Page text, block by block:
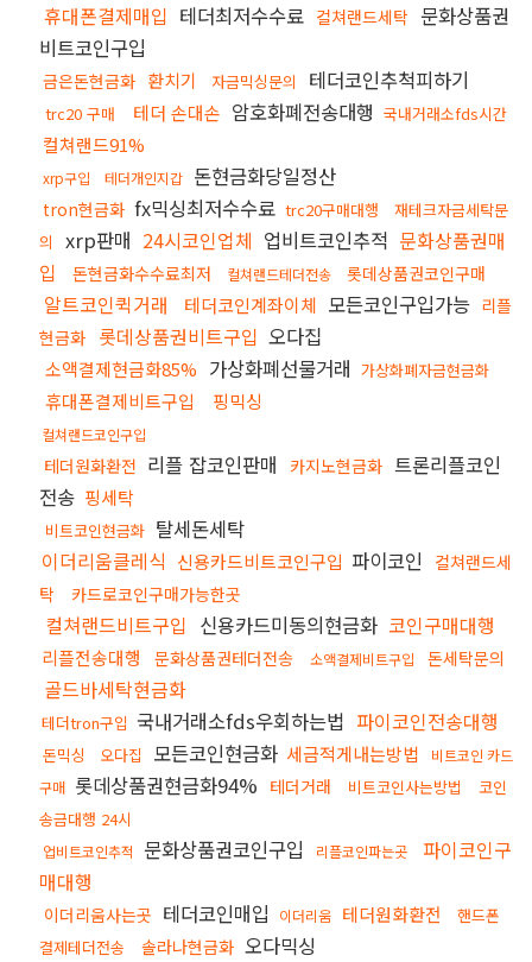
휴대폰결제매입 테더최저수수료 컬쳐랜드세탁 문화상품권
비트코인구입
금은돈현금화 환치기 자금믹싱문의 테더코인추척피하기
trc20 구매 테더 손대손 암호화폐전송대행 국내거래소fds시간
컬쳐랜드91%
xrp구입 테더개인지갑 돈현금화당일정산
tron현금화 fx믹싱최저수수료 trc20구매대행
재테크자금세탁문
의
xrp판매 24시코인업체 업비트코인추적 문화상품권매
입
돈현금화수수료최저 컬쳐랜드테더전송 롯데상품권코인구매
알트코인퀵거래 테더코인계좌이체 모든코인구입가능 리플
현금화 롯데상품권비트구입 오다집
소액결제현금화85% 가상화폐선물거래 가상화폐자금현금화
휴대폰결제비트구입 핑믹싱
컬쳐랜드코인구입
테더원화환전 리플 잡코인판매 카지노현금화 트론리플코인
전송 핑세탁
비트코인현금화 탈세돈세탁
이더리움클레식 신용카드비트코인구입 파이코인
컬쳐랜드세
탁
카드로코인구매가능한곳
컬쳐랜드비트구입 신용카드미동의현금화 코인구매대행
리플전송대행 문화상품권테더전송 소액결제비트구입 돈세탁문의
골드바세탁현금화
테더tron구입 국내거래소fds우회하는법 파이코인전송대행
돈믹싱 오다집 모든코인현금화 세금적게내는방법
비트코인 카드
구매 롯데상품권현금화94% 테더거래 비트코인사는방법
코인
송금대행 24시
업비트코인추적 문화상품권코인구입 리플코인파는곳
파이코인구
매대행
이더리움사는곳 테더코인매입 이더리움 테더원화환전
핸드폰
결제테더전송
솔라나현금화 오다믹싱